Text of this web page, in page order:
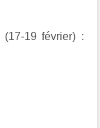
(17-19 février) :